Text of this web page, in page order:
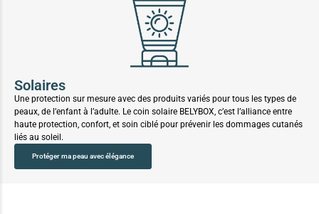
Solaires
Une protection sur mesure avec des produits variés pour tous les types de
peaux, de l’enfant à l’adulte. Le coin solaire BELYBOX, c’est l’alliance entre
haute protection, confort, et soin ciblé pour prévenir les dommages cutanés
liés au soleil.
Protéger ma peau avec élégance